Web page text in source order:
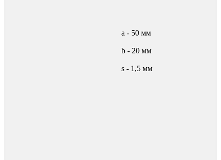
а - 50 мм
b - 20 мм
s - 1,5 мм